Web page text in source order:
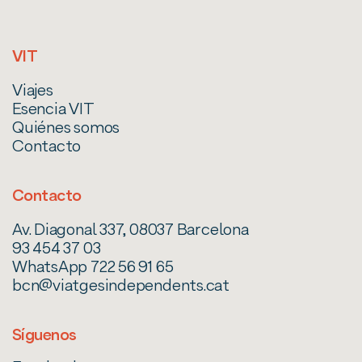
VIT
Viajes
Esencia VIT
Quiénes somos
Contacto
Contacto
Av. Diagonal 337, 08037 Barcelona
93 454 37 03
WhatsApp 722 56 91 65
bcn@viatgesindependents.cat
Síguenos